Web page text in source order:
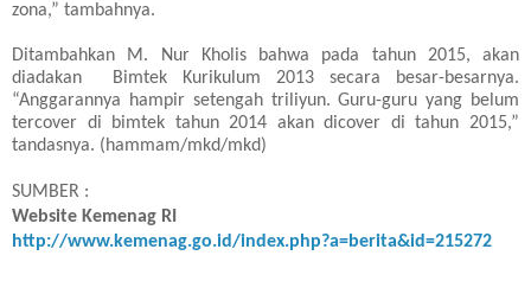
zona,” tambahnya.
Ditambahkan M. Nur Kholis bahwa pada tahun 2015, akan
diadakan Bimtek Kurikulum 2013 secara besar-besarnya.
“Anggarannya hampir setengah triliyun. Guru-guru yang belum
tercover di bimtek tahun 2014 akan dicover di tahun 2015,”
tandasnya. (hammam/mkd/mkd)
SUMBER :
Website Kemenag RI
http://www.kemenag.go.id/index.php?a=berita&id=215272